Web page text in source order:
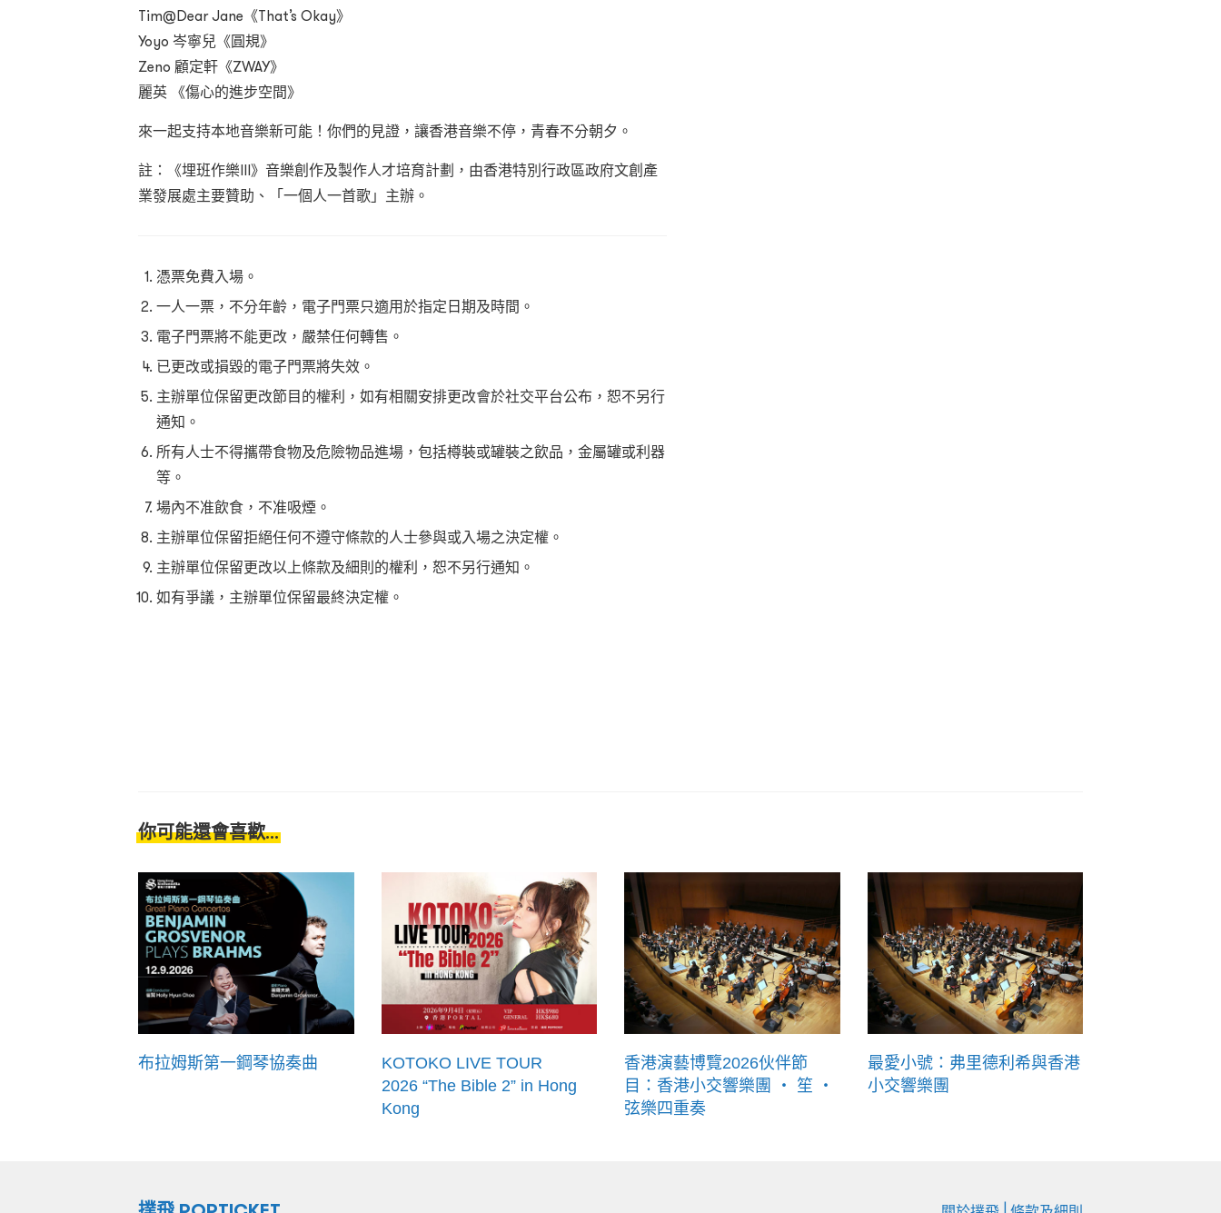
Tim@Dear Jane《That’s Okay》
Yoyo 岑寧兒《圓規》
Zeno 顧定軒《ZWAY》
麗英 《傷心的進步空間》
來一起支持本地音樂新可能！你們的見證，讓香港音樂不停，青春不分朝夕。
⁠註：《埋班作樂III》音樂創作及製作人才培育計劃，由香港特別行政區政府文創產
業發展處主要贊助、「一個人一首歌」主辦。
憑票免費入場。
一人一票，不分年齡，電子門票只適用於指定日期及時間。
電子門票將不能更改，嚴禁任何轉售。
已更改或損毀的電子門票將失效。
主辦單位保留更改節目的權利，如有相關安排更改會於社交平台公布，恕不另行
通知。
所有人士不得攜帶食物及危險物品進場，包括樽裝或罐裝之飲品，金屬罐或利器
等。
場內不准飲食，不准吸煙。
主辦單位保留拒絕任何不遵守條款的人士參與或入場之決定權。
主辦單位保留更改以上條款及細則的權利，恕不另行通知。
如有爭議，主辦單位保留最終決定權。
你可能還會喜歡...
布拉姆斯第一鋼琴協奏曲
KOTOKO LIVE TOUR
2026 “The Bible 2” in Hong
Kong
香港演藝博覽2026伙伴節
目：香港小交響樂團 ‧ 笙 ‧
弦樂四重奏
最愛小號：弗里德利希與香港
小交響樂團